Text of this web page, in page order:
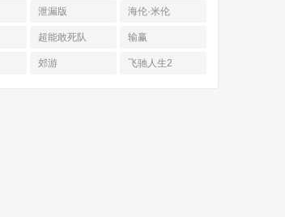
泄漏版 海伦·米伦
超能敢死队 输赢
郊游 飞驰人生2